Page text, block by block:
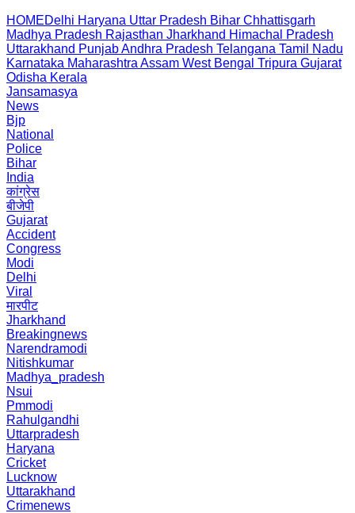
HOMEDelhi Haryana Uttar Pradesh Bihar Chhattisgarh
Madhya Pradesh Rajasthan Jharkhand Himachal Pradesh
Uttarakhand PunjabAndhra Pradesh Telangana Tamil Nadu
Karnataka Maharashtra Assam West Bengal Tripura Gujarat
Odisha Kerala
Jansamasya
News
Bjp
National
Police
Bihar
India
कांग्रेस
बीजेपी
Gujarat
Accident
Congress
Modi
Delhi
Viral
मारपीट
Jharkhand
Breakingnews
Narendramodi
Nitishkumar
Madhya_pradesh
Nsui
Pmmodi
Rahulgandhi
Uttarpradesh
Haryana
Cricket
Lucknow
Uttarakhand
Crimenews